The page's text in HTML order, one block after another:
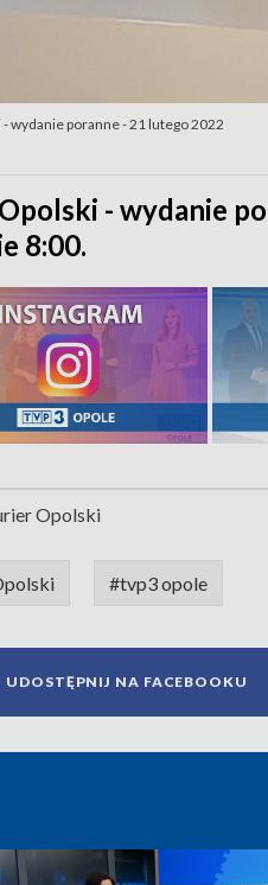
wydanie poranne - 21 lutego 2022
- wydanie
8:00.
Opolski
#tvp3 opole
UDOSTĘPNIJ NA FACEBOOKU